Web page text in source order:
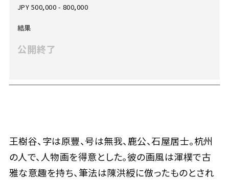
王樹谷、字は原豐、号は無我、鹿公、石屋居士。杭州
の人で、人物画を得意とした。彼の画風は渾樸で古
雅な意趣を持ち、筆法は陳洪綬に倣ったものとされ
JPY 500,000 - 800,000
結果
公開終了